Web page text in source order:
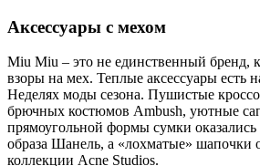
Аксессуары с мехом
Miu Miu – это не единственный бренд,
взоры на мех. Теплые аксессуары есть
Неделях моды сезона. Пушистые
брючных костюмов Ambush, уютные
прямоугольной формы сумки
образа Шанель, а «лохматые» шапочки
коллекции Acne Studios.